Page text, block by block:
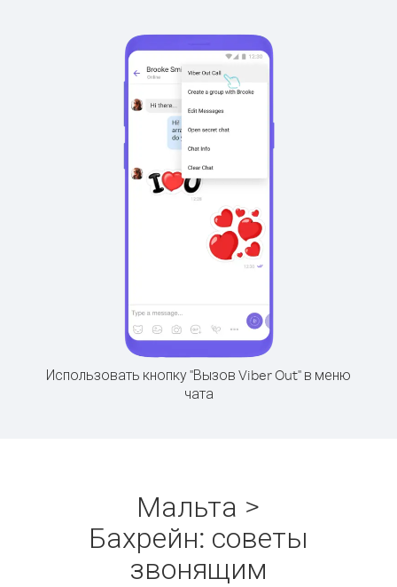
Использовать кнопку "Вызов Viber Out" в меню
чата
Мальта >
Бахрейн: советы
звонящим